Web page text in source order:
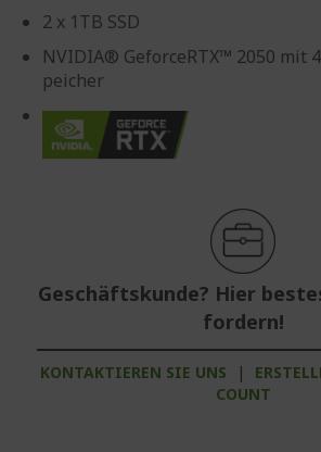
2 x 1TB SSD
NVIDIA® GeforceRTX™ 2050 mit
peicher
Geschäftskunde? Hier
fordern!
KONTAKTIEREN SIE UNS |
COUNT